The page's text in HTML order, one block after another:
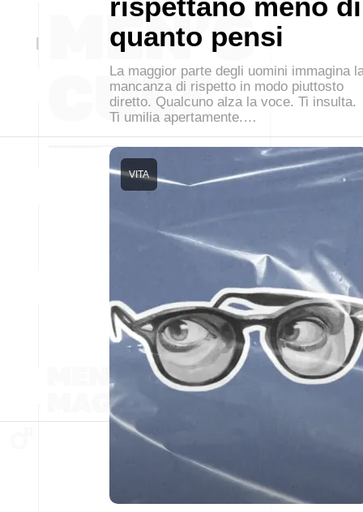
quanto pensi
La maggior parte degli uomini immagina
mancanza di rispetto in modo piuttosto
diretto. Qualcuno alza la voce. Ti insulta.
Ti umilia apertamente.…
VITA